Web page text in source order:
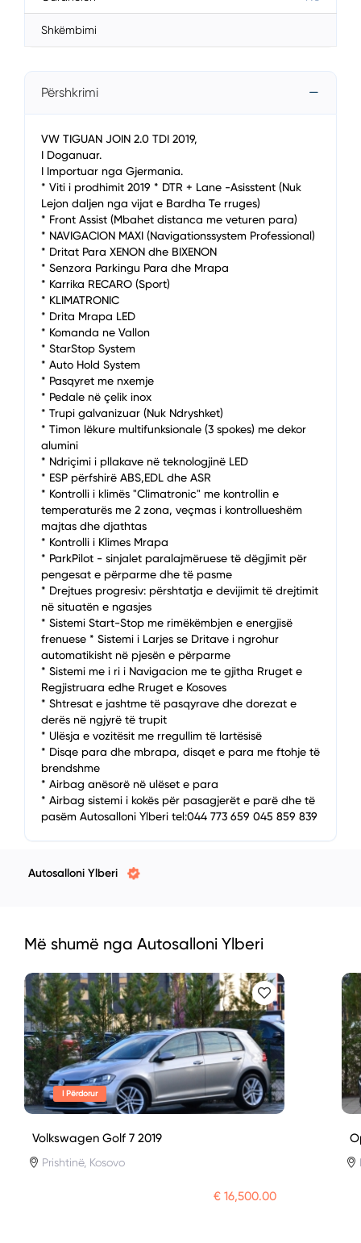
Shkëmbimi
Përshkrimi
VW TIGUAN JOIN 2.0 TDI 2019,
I Doganuar.
I Importuar nga Gjermania.
* Viti i prodhimit 2019 * DTR + Lane -Asisstent (Nuk
Lejon daljen nga vijat e Bardha Te rruges)
* Front Assist (Mbahet distanca me veturen para)
* NAVIGACION MAXI (Navigationssystem Professional)
* Dritat Para XENON dhe BIXENON
* Senzora Parkingu Para dhe Mrapa
* Karrika RECARO (Sport)
* KLIMATRONIC
* Drita Mrapa LED
* Komanda ne Vallon
* StarStop System
* Auto Hold System
* Pasqyret me nxemje
* Pedale në çelik inox
* Trupi galvanizuar (Nuk Ndryshket)
* Timon lëkure multifunksionale (3 spokes) me dekor
alumini
* Ndriçimi i pllakave në teknologjinë LED
* ESP përfshirë ABS,EDL dhe ASR
* Kontrolli i klimës "Climatronic" me kontrollin e
temperaturës me 2 zona, veçmas i kontrollueshëm
majtas dhe djathtas
* Kontrolli i Klimes Mrapa
* ParkPilot - sinjalet paralajmëruese të dëgjimit për
pengesat e përparme dhe të pasme
* Drejtues progresiv: përshtatja e devijimit të drejtimit
në situatën e ngasjes
* Sistemi Start-Stop me rimëkëmbjen e energjisë
frenuese * Sistemi i Larjes se Dritave i ngrohur
automatikisht në pjesën e përparme
* Sistemi me i ri i Navigacion me te gjitha Rruget e
Regjistruara edhe Rruget e Kosoves
* Shtresat e jashtme të pasqyrave dhe dorezat e
derës në ngjyrë të trupit
* Ulësja e vozitësit me rregullim të lartësisë
* Disqe para dhe mbrapa, disqet e para me ftohje të
brendshme
* Airbag anësorë në ulëset e para
* Airbag sistemi i kokës për pasagjerët e parë dhe të
pasëm Autosalloni Ylberi tel:044 773 659 045 859 839
Autosalloni Ylberi
Më shumë nga Autosalloni Ylberi
I Përdorur
Volkswagen Golf 7 2019
Prishtinë, Kosovo
€ 16,500.00